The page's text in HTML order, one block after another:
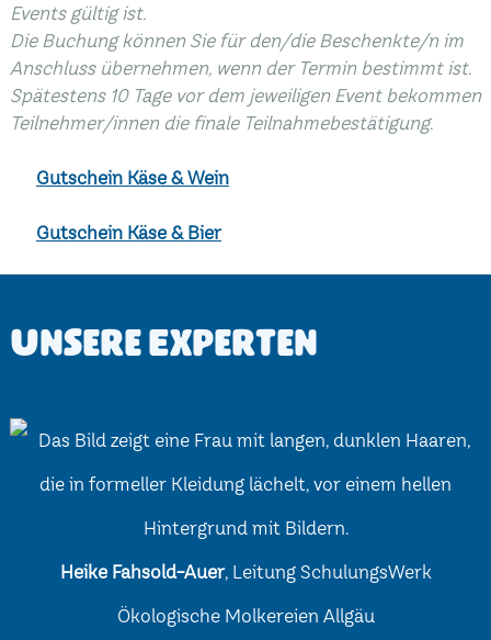
Events gültig ist.
Die Buchung können Sie für den/die Beschenkte/n im
Anschluss übernehmen, wenn der Termin bestimmt ist.
Spätestens 10 Tage vor dem jeweiligen Event bekommen
Teilnehmer/innen die finale Teilnahmebestätigung.
Gutschein Käse & Wein
Gutschein Käse & Bier
Unsere Experten
Heike Fahsold-Auer, Leitung SchulungsWerk
Ökologische Molkereien Allgäu